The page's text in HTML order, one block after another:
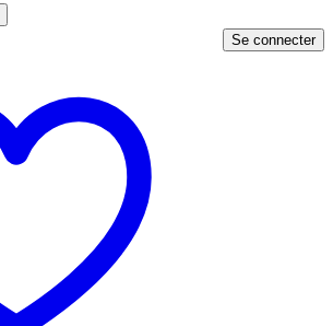
Se connecter